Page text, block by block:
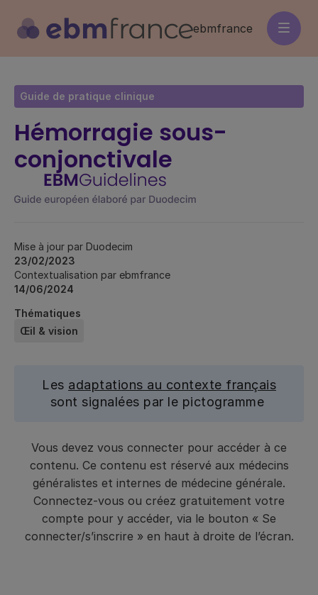
contenu
principal
ebmfrance
Guide de pratique clinique
Hémorragie sous-
conjonctivale
Mise à jour par Duodecim
23/02/2023
Contextualisation par ebmfrance
14/06/2024
Thématiques
Œil & vision
Les adaptations au contexte français
sont signalées par le pictogramme
Vous devez vous connecter pour accéder à ce
contenu. Ce contenu est réservé aux médecins
généralistes et internes de médecine générale.
Connectez-vous ou créez gratuitement votre
compte pour y accéder, via le bouton « Se
connecter/s’inscrire » en haut à droite de l’écran.